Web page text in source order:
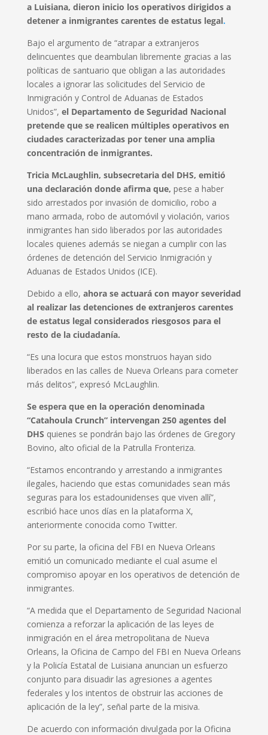
a Luisiana, dieron inicio los operativos dirigidos a
detener a inmigrantes carentes de estatus legal.
Bajo el argumento de “atrapar a extranjeros
delincuentes que deambulan libremente gracias a las
políticas de santuario que obligan a las autoridades
locales a ignorar las solicitudes del Servicio de
Inmigración y Control de Aduanas de Estados
Unidos”, el Departamento de Seguridad Nacional
pretende que se realicen múltiples operativos en
ciudades caracterizadas por tener una amplia
concentración de inmigrantes.
Tricia McLaughlin, subsecretaria del DHS, emitió
una declaración donde afirma que, pese a haber
sido arrestados por invasión de domicilio, robo a
mano armada, robo de automóvil y violación, varios
inmigrantes han sido liberados por las autoridades
locales quienes además se niegan a cumplir con las
órdenes de detención del Servicio Inmigración y
Aduanas de Estados Unidos (ICE).
Debido a ello, ahora se actuará con mayor severidad
al realizar las detenciones de extranjeros carentes
de estatus legal considerados riesgosos para el
resto de la ciudadanía.
“Es una locura que estos monstruos hayan sido
liberados en las calles de Nueva Orleans para cometer
más delitos”, expresó McLaughlin.
Se espera que en la operación denominada
“Catahoula Crunch” intervengan 250 agentes del
DHS quienes se pondrán bajo las órdenes de Gregory
Bovino, alto oficial de la Patrulla Fronteriza.
“Estamos encontrando y arrestando a inmigrantes
ilegales, haciendo que estas comunidades sean más
seguras para los estadounidenses que viven allí”,
escribió hace unos días en la plataforma X,
anteriormente conocida como Twitter.
Por su parte, la oficina del FBI en Nueva Orleans
emitió un comunicado mediante el cual asume el
compromiso apoyar en los operativos de detención de
inmigrantes.
“A medida que el Departamento de Seguridad Nacional
comienza a reforzar la aplicación de las leyes de
inmigración en el área metropolitana de Nueva
Orleans, la Oficina de Campo del FBI en Nueva Orleans
y la Policía Estatal de Luisiana anuncian un esfuerzo
conjunto para disuadir las agresiones a agentes
federales y los intentos de obstruir las acciones de
aplicación de la ley”, señal parte de la misiva.
De acuerdo con información divulgada por la Oficina